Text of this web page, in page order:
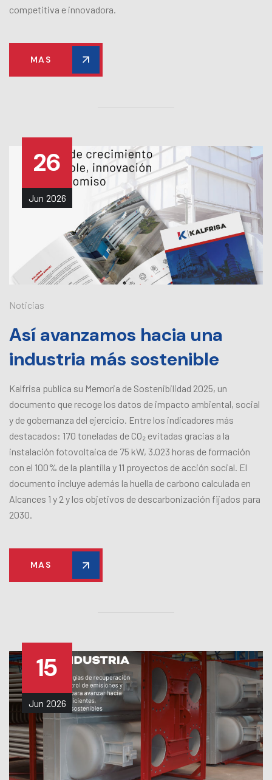
competitiva e innovadora.
MAS
26
Jun 2026
Noticias
Así avanzamos hacia una
industria más sostenible
Kalfrisa publica su Memoria de Sostenibilidad 2025, un
documento que recoge los datos de impacto ambiental, social
y de gobernanza del ejercicio. Entre los indicadores más
destacados: 170 toneladas de CO₂ evitadas gracias a la
instalación fotovoltaica de 75 kW, 3.023 horas de formación
con el 100% de la plantilla y 11 proyectos de acción social. El
documento incluye además la huella de carbono calculada en
Alcances 1 y 2 y los objetivos de descarbonización fijados para
2030.
MAS
15
Jun 2026